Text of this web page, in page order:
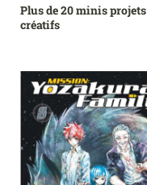
Plus de 20 minis projets
créatifs